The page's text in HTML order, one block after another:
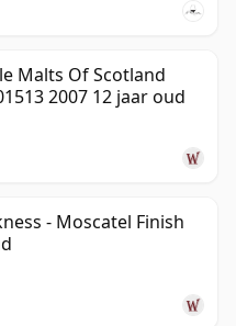
Malts Of Scotland
2007 12 jaar oud
- Moscatel Finish